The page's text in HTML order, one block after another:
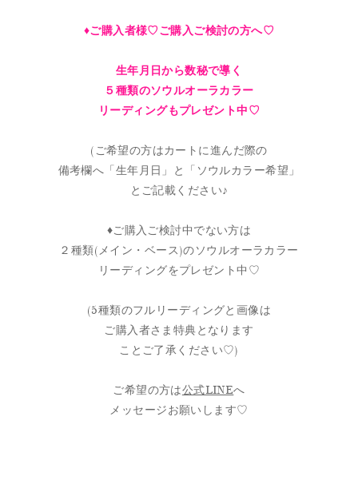
♦︎ご購入者様♡ご購入ご検討の方へ♡
生年月日から数秘で導く
５種類のソウルオーラカラー
リーディングもプレゼント中♡
(ご希望の方はカートに進んだ際の
備考欄へ「生年月日」と「ソウルカラー希望」
とご記載ください♪
♦︎ご購入ご検討中でない方は
２種類(メイン・ベース)のソウルオーラカラー
リーディングをプレゼント中♡
(5種類のフルリーディングと画像は
ご購入者さま特典となります
ことご了承ください♡)
ご希望の方は公式LINEへ
メッセージお願いします♡